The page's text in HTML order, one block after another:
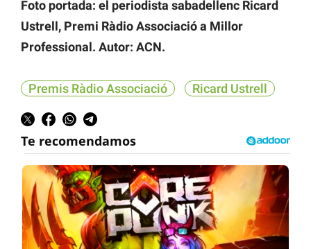
Foto portada: el periodista sabadellenc Ricard
Ustrell, Premi Ràdio Associació a Millor
Professional. Autor: ACN.
Premis Ràdio Associació Ricard Ustrell